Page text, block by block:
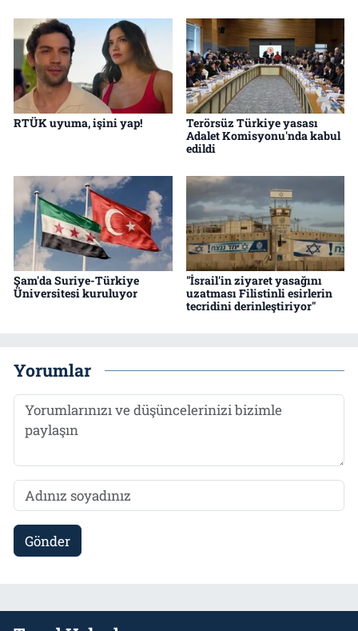
RTÜK uyuma, işini yap!
Terörsüz Türkiye yasası
Adalet Komisyonu'nda kabul
edildi
Şam'da Suriye-Türkiye
Üniversitesi kuruluyor
"İsrail'in ziyaret yasağını
uzatması Filistinli esirlerin
tecridini derinleştiriyor"
Yorumlar
Gönder